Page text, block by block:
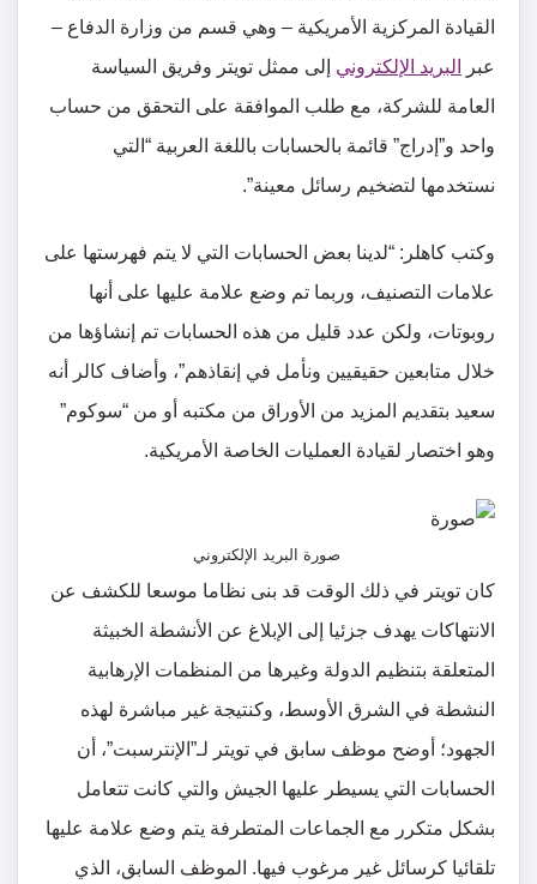
القيادة المركزية الأمريكية – وهي قسم من وزارة الدفاع –
عبر
البريد الإلكتروني إلى ممثل تويتر وفريق السياسة
العامة للشركة، مع طلب الموافقة على التحقق من حساب
واحد و”إدراج” قائمة بالحسابات باللغة العربية “التي
نستخدمها لتضخيم رسائل معينة”.
وكتب كاهلر: “لدينا بعض الحسابات التي لا يتم فهرستها على
علامات التصنيف، وربما تم وضع علامة عليها على أنها
روبوتات، ولكن عدد قليل من هذه الحسابات تم إنشاؤها من
خلال متابعين حقيقيين ونأمل في إنقاذهم”، وأضاف كالر أنه
سعيد بتقديم المزيد من الأوراق من مكتبه أو من “سوكوم”
وهو اختصار لقيادة العمليات الخاصة الأمريكية.
صورة البريد الإلكتروني
كان تويتر في ذلك الوقت قد بنى نظاما موسعا للكشف عن
الانتهاكات يهدف جزئيا إلى الإبلاغ عن الأنشطة الخبيثة
المتعلقة بتنظيم الدولة وغيرها من المنظمات الإرهابية
النشطة في الشرق الأوسط، وكنتيجة غير مباشرة لهذه
الجهود؛ أوضح موظف سابق في تويتر لـ”الإنترسبت”، أن
الحسابات التي يسيطر عليها الجيش والتي كانت تتعامل
بشكل متكرر مع الجماعات المتطرفة يتم وضع علامة عليها
تلقائيا كرسائل غير مرغوب فيها. الموظف السابق، الذي